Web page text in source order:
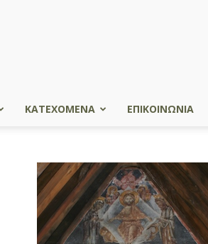
ΚΑΤΕΧΟΜΕΝΑ ΕΠΙΚΟΙΝΩΝΙΑ